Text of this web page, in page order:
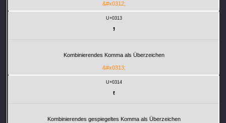
&#x0312;
U+0313
Kombinierendes Komma als Überzeichen
&#x0313;
U+0314
Kombinierendes gespiegeltes Komma als Überzeichen